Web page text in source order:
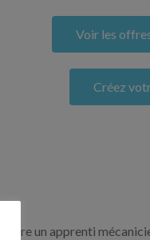
Voir les
Créez
un apprenti